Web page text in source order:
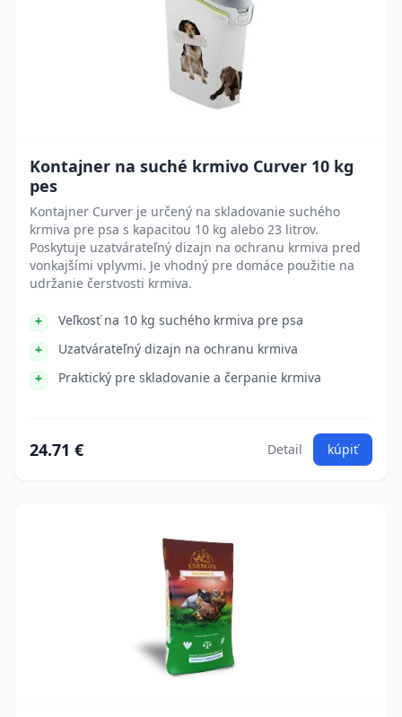
Kontajner na suché krmivo Curver 10 kg
pes
Kontajner Curver je určený na skladovanie suchého
krmiva pre psa s kapacitou 10 kg alebo 23 litrov.
Poskytuje uzatvárateľný dizajn na ochranu krmiva pred
vonkajšími vplyvmi. Je vhodný pre domáce použitie na
udržanie čerstvosti krmiva.
Veľkosť na 10 kg suchého krmiva pre psa
Uzatvárateľný dizajn na ochranu krmiva
Praktický pre skladovanie a čerpanie krmiva
24.71 € Detail kúpiť